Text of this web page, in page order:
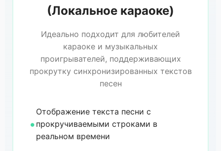
(Локальное караоке)
Идеально подходит для любителей
караоке и музыкальных
проигрывателей, поддерживающих
прокрутку синхронизированных текстов
песен
Отображение текста песни с
прокручиваемыми строками в
реальном времени